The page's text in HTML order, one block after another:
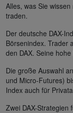
Alles, was Sie
traden.
Der deutsche DAX-
Börsenindex. Trader
den DAX. Seine
Die große Auswahl
und Micro-Futures)
Index auch für
Zwei DAX-Strategien